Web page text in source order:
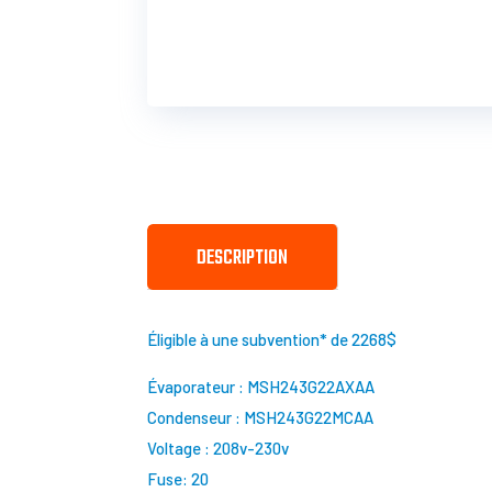
DESCRIPTION
Éligible à une subvention* de 2268$
Évaporateur : MSH243G22AXAA
Condenseur : MSH243G22MCAA
Voltage : 208v-230v
Fuse: 20